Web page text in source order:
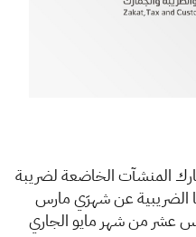
المنشآت الخاضعة لضريبة
الضريبية عن شهرَي مارس
عشر من شهر مايو الجاري